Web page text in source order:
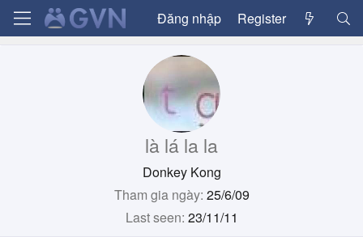
Đăng nhập Register
là lá la la
Donkey Kong
Tham gia ngày 25/6/09
Last seen 23/11/11